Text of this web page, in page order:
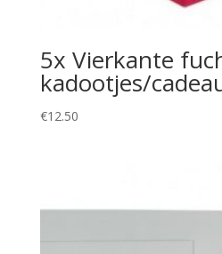
5x Vierkante
kadootjes/
€12.50